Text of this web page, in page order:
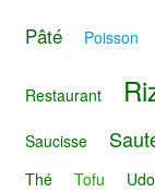
Pâté Poisson
Restaurant
Saucisse
Thé
Tofu